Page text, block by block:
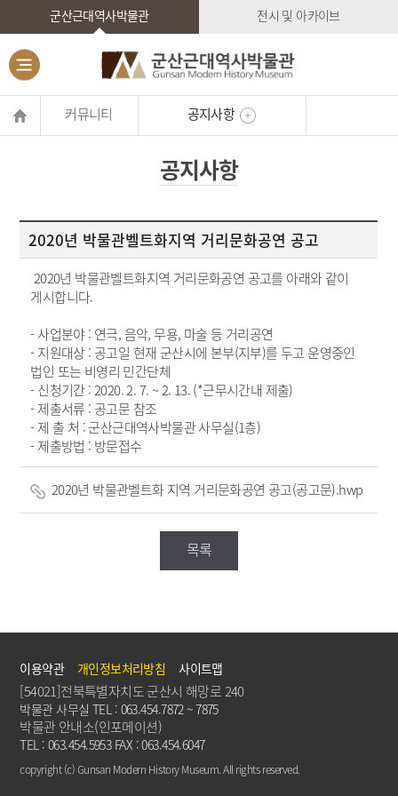
군산근대역사박물관 전시 및 아카이브
커뮤니티 공지사항
공지사항
2020년 박물관벨트화지역 거리문화공연 공고
2020년 박물관벨트화지역 거리문화공연 공고를 아래와 같이
게시합니다.
- 사업분야 : 연극, 음악, 무용, 마술 등 거리공연
- 지원대상 : 공고일 현재 군산시에 본부(지부)를 두고 운영중인
법인 또는 비영리 민간단체
- 신청기간 : 2020. 2. 7. ~ 2. 13. (*근무시간내 제출)
- 제출서류 : 공고문 참조
- 제 출 처 : 군산근대역사박물관 사무실(1층)
- 제출방법 : 방문접수
2020년 박물관벨트화 지역 거리문화공연 공고(공고문).hwp
목록
이용약관 개인정보처리방침 사이트맵
[54021]전북특별자치도 군산시 해망로 240
박물관 사무실 TEL : 063.454.7872 ~ 7875
박물관 안내소(인포메이션)
TEL : 063.454.5953 FAX : 063.454.6047
copyright (c) Gunsan Modern History Museum. All rights reserved.